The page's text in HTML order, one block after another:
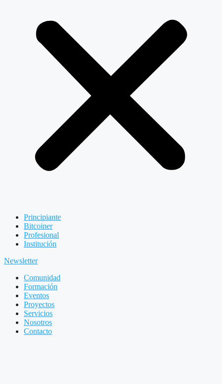
Principiante
Bitcoiner
Profesional
Institución
Newsletter
Comunidad
Formación
Eventos
Proyectos
Servicios
Nosotros
Contacto